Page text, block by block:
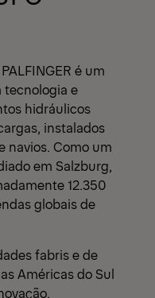
é um
tecnologia e
hidráulicos
instalados
navios. Como um
em Salzburg,
12.350
globais de
fabris e de
Américas do Sul